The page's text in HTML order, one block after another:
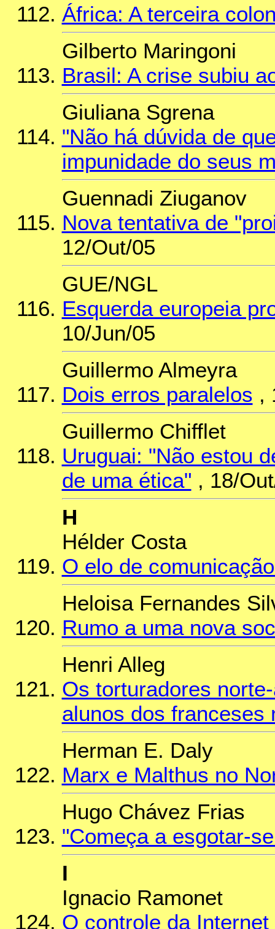
África: A terceira
Gilberto Maringoni
Brasil: A crise subiu
Giuliana Sgrena
"Não há dúvida de
impunidade do seus
Guennadi Ziuganov
Nova tentativa de
12/Out/05
GUE/NGL
Esquerda europeia
10/Jun/05
Guillermo Almeyra
Dois erros paralelos ,
Guillermo Chifflet
Uruguai: "Não estou
de uma ética" , 18/
H
Hélder Costa
O elo de
Heloisa Fernandes
Rumo a uma nova
Henri Alleg
Os torturadores
alunos dos franceses
Herman E. Daly
Marx e Malthus no
Hugo Chávez Frias
"Começa a esgotar-
I
Ignacio Ramonet
O controle da Internet